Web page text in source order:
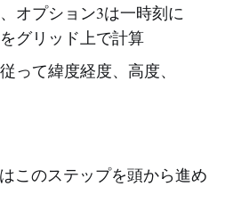
オプション3は一時刻に
グリッド上で計算
って緯度経度、高度、
このステップを頭から進め